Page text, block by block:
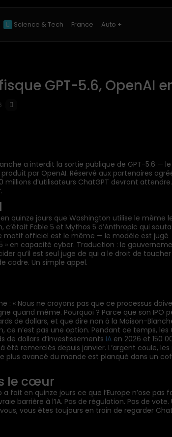
Science & Tech France Auto +
GPT-5.6, OpenAI
a interdit la sortie publique de GPT-5.6 —
par OpenAI. Réservé aux partenaires
millions d’utilisateurs ChatGPT devront
quinze jours que Washington utilise le même
c’était Fable 5 et Mythos 5 d’Anthropic qui
motif officiel est le même — le modèle est jugé
» en capacité cyber. Traduction : le
qu’il est seul juge de qui a le droit de toucher
cadre. Un simple appel.
: « Nous ne croyons pas que ce processus
quand même. Pourquoi ? Parce que son IPO
de dollars, et que dire non à la Maison-
ce n’est pas une option. Pendant ce temps, les
de dollars d’investissements IA en 2026 et 150
été remerciés depuis janvier. L’argent coule, les
plus avancé du monde est planqué dans un
le cœur
fait en quinze jours ce que l’Europe n’ose pas
barrière à l’IA. Pas de régulation. Pas de vote.
vous êtes toujours en train de regarder